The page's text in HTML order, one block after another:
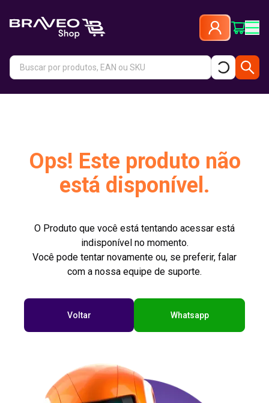
Ops! Este produto não
está disponível.
O Produto que você está tentando acessar está
indisponível no momento.
Você pode tentar novamente ou, se preferir, falar
com a nossa equipe de suporte.
Voltar Whatsapp